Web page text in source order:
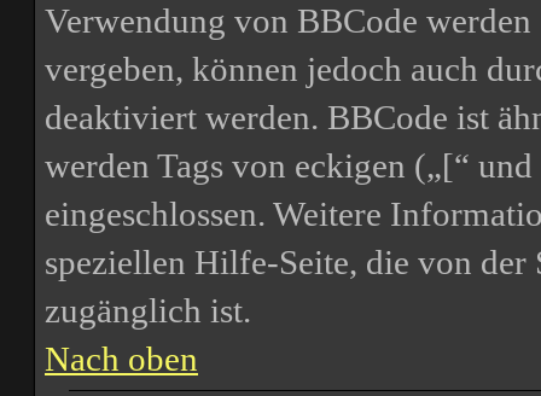
Verwendung von BBCode
vergeben, können jedoch auch
deaktiviert werden. BBCode ist
werden Tags von eckigen („[“
eingeschlossen. Weitere
speziellen Hilfe-Seite, die von der
zugänglich ist.
Nach oben